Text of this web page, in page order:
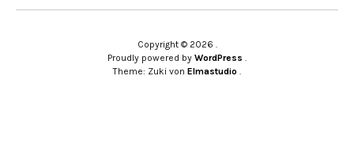
Copyright © 2026
Proudly powered by WordPress
Theme: Zuki von Elmastudio